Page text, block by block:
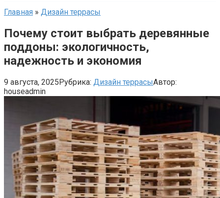
Главная » Дизайн террасы
Почему стоит выбрать деревянные
поддоны: экологичность,
надежность и экономия
9 августа, 2025Рубрика: Дизайн террасыАвтор:
houseadmin